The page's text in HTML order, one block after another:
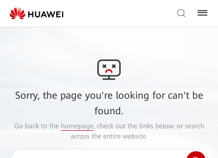
Sorry, the page you're looking for can't be
found.
Go back to the homepage, check out the links below, or search
across the entire website.